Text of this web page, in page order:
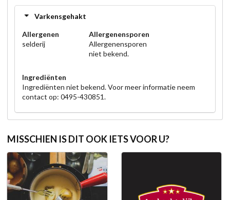
Varkensgehakt
Allergenen
selderij
Allergenensporen
Allergenensporen
niet bekend.
Ingrediënten
Ingrediënten niet bekend. Voor meer informatie neem
contact op: 0495-430851.
MISSCHIEN IS DIT OOK IETS VOOR U?